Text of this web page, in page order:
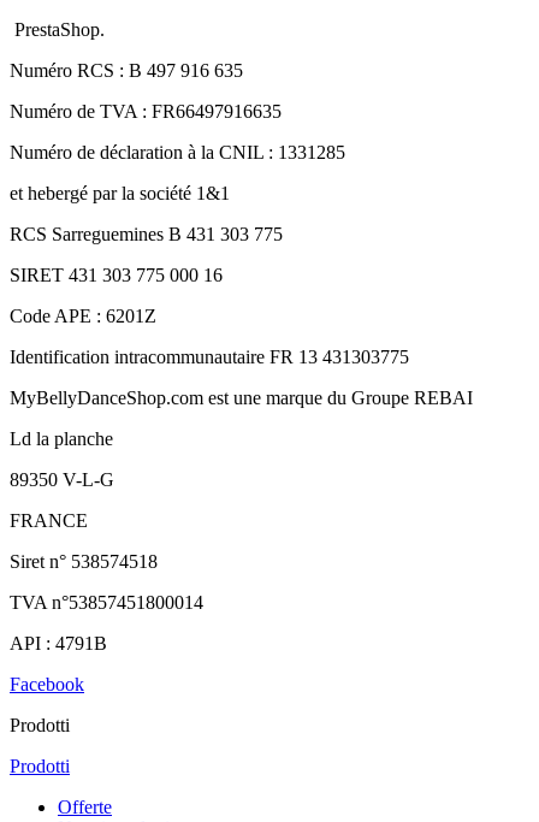
PrestaShop.
Numéro RCS : B 497 916 635
Numéro de TVA : FR66497916635
Numéro de déclaration à la CNIL : 1331285
et hebergé par la société 1&1
RCS Sarreguemines B 431 303 775
SIRET 431 303 775 000 16
Code APE : 6201Z
Identification intracommunautaire FR 13 431303775
MyBellyDanceShop.com est une marque du Groupe REBAI
Ld la planche
89350 V-L-G
FRANCE
Siret n° 538574518
TVA n°53857451800014
API : 4791B
Facebook
Prodotti
Prodotti
Offerte